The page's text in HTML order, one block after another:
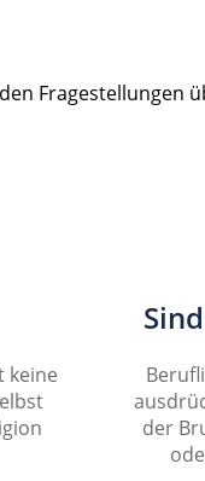
Fragestellungen
keine
der